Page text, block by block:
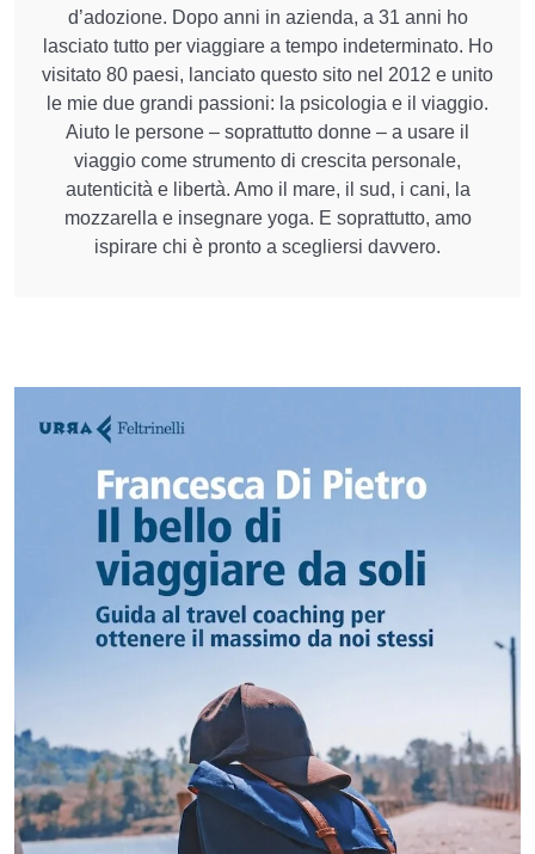
d’adozione. Dopo anni in azienda, a 31 anni ho
lasciato tutto per viaggiare a tempo indeterminato. Ho
visitato 80 paesi, lanciato questo sito nel 2012 e unito
le mie due grandi passioni: la psicologia e il viaggio.
Aiuto le persone – soprattutto donne – a usare il
viaggio come strumento di crescita personale,
autenticità e libertà. Amo il mare, il sud, i cani, la
mozzarella e insegnare yoga. E soprattutto, amo
ispirare chi è pronto a scegliersi davvero.